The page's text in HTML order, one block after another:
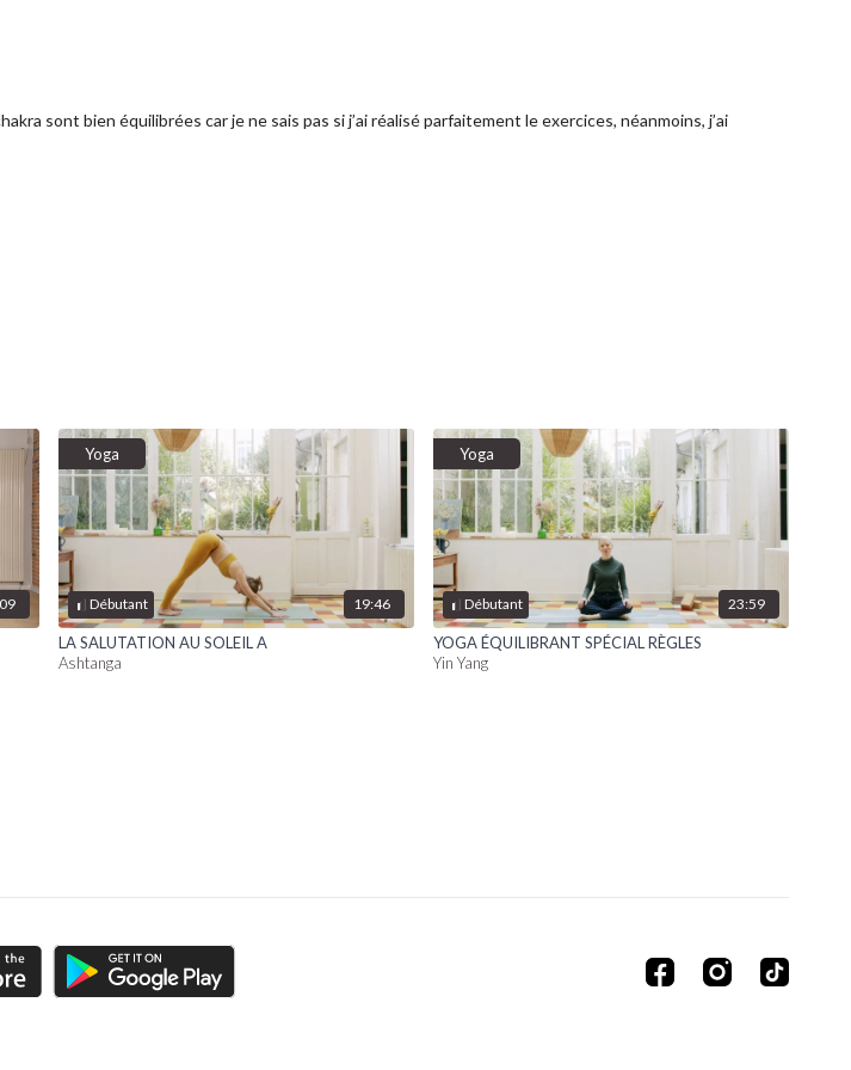
sont bien équilibrées car je ne sais pas si j’ai réalisé parfaitement le exercices, néanmoins, j’ai
Débutant
Yoga
19:46
LA SALUTATION AU SOLEIL A
Ashtanga
Débutant
Yoga
23:59
YOGA ÉQUILIBRANT SPÉCIAL RÈGLES
Yin Yang